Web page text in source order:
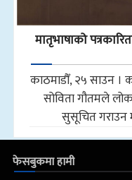
मातृभाषाको
काठमाडौँ, २५ साउन ।
सोविता गौतमले
सुसूचित गराउन
फेसबुकमा हामी